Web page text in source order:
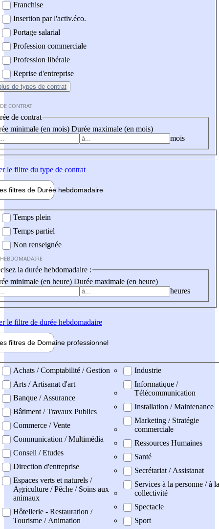
Franchise
Insertion par l'activ.éco.
Portage salarial
Profession commerciale
Profession libérale
Reprise d'entreprise
de types de contrat
CONTRAT
de contrat
minimale (en mois) Durée maximale (en mois)
mois
le filtre du type de contrat
filtres de Durée hebdomadaire
Temps plein
Temps partiel
Non renseignée
la durée hebdomadaire :
minimale (en heure) Durée maximale (en heure)
heures
le filtre de durée hebdomadaire
filtres de Domaine professionnel
professionel
Achats / Comptabilité / Gestion
Arts / Artisanat d'art
Banque / Assurance
Bâtiment / Travaux Publics
Commerce / Vente
Communication / Multimédia
Conseil / Etudes
Direction d'entreprise
Espaces verts et naturels /
Agriculture / Pêche / Soins aux
animaux
Hôtellerie - Restauration /
Tourisme / Animation
Industrie
Informatique /
Télécommunication
Installation / Maintenance
Marketing / Stratégie
commerciale
Ressources Humaines
Santé
Secrétariat / Assistanat
Services à la personne / à la
collectivité
Spectacle
Sport